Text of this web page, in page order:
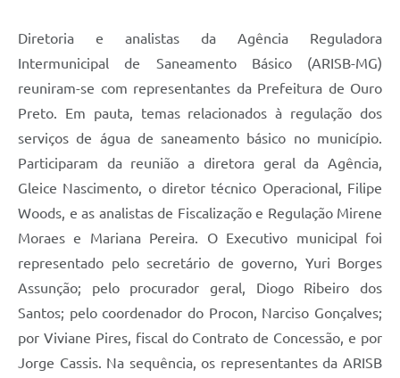
Diretoria e analistas da Agência Reguladora
Intermunicipal de Saneamento Básico (ARISB-MG)
reuniram-se com representantes da Prefeitura de Ouro
Preto. Em pauta, temas relacionados à regulação dos
serviços de água de saneamento básico no município.
Participaram da reunião a diretora geral da Agência,
Gleice Nascimento, o diretor técnico Operacional, Filipe
Woods, e as analistas de Fiscalização e Regulação Mirene
Moraes e Mariana Pereira. O Executivo municipal foi
representado pelo secretário de governo, Yuri Borges
Assunção; pelo procurador geral, Diogo Ribeiro dos
Santos; pelo coordenador do Procon, Narciso Gonçalves;
por Viviane Pires, fiscal do Contrato de Concessão, e por
Jorge Cassis. Na sequência, os representantes da ARISB